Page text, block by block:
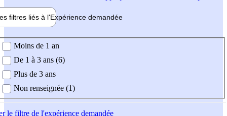
filtres liés à l'Expérience demandée
demandée
Moins de 1 an
De 1 à 3 ans (6)
Plus de 3 ans
Non renseignée (1)
le filtre de l'expérience demandée